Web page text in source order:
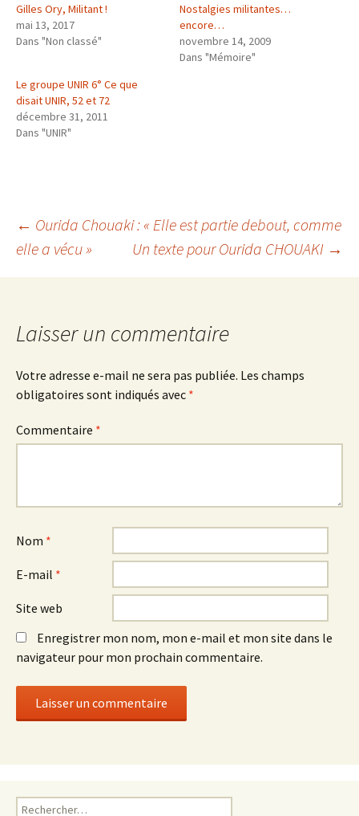
Gilles Ory, Militant !
mai 13, 2017
Dans "Non classé"
Nostalgies militantes…
encore…
novembre 14, 2009
Dans "Mémoire"
Le groupe UNIR 6° Ce que
disait UNIR, 52 et 72
décembre 31, 2011
Dans "UNIR"
Navigation
des
articles
← Ourida Chouaki : « Elle est partie debout, comme
elle a vécu »
Un texte pour Ourida CHOUAKI →
Laisser un commentaire
Votre adresse e-mail ne sera pas publiée. Les champs
obligatoires sont indiqués avec *
Commentaire *
Nom *
E-mail *
Site web
Enregistrer mon nom, mon e-mail et mon site dans le
navigateur pour mon prochain commentaire.
Rechercher :